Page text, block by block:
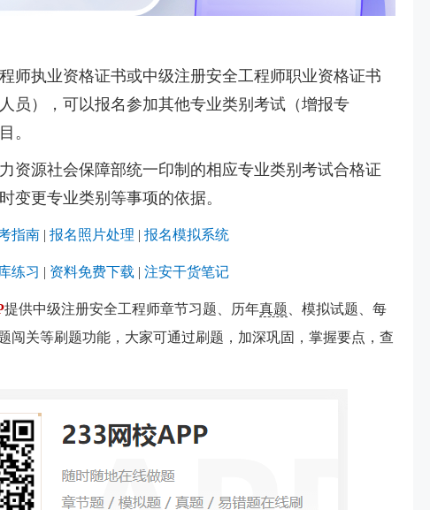
师执业资格证书或中级注册安全工程师职业资格证书
员），可以报名参加其他专业类别考试（增报专
。
资源社会保障部统一印制的相应专业类别考试合格证
变更专业类别等事项的依据。
指南 | 报名照片处理 | 报名模拟系统
练习 | 资料免费下载 | 注安干货笔记
提供中级注册安全工程师章节习题、历年真题 、模拟试题、每
闯关等刷题功能，大家可通过刷题，加深巩固，掌握要点，查